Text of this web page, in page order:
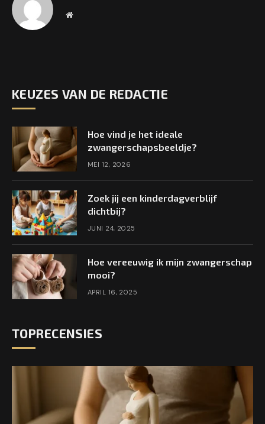
Website
KEUZES VAN DE REDACTIE
Hoe vind je het ideale
zwangerschapsbeeldje?
MEI 12, 2026
Zoek jij een kinderdagverblijf
dichtbij?
JUNI 24, 2025
Hoe vereeuwig ik mijn zwangerschap
mooi?
APRIL 16, 2025
TOPRECENSIES